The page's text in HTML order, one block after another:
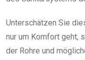
Unterschätzen Sie
nur um Komfort geht,
der Rohre und